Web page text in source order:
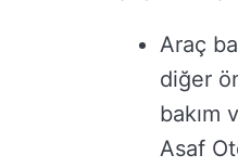
Araç
diğer
bakım
Asaf